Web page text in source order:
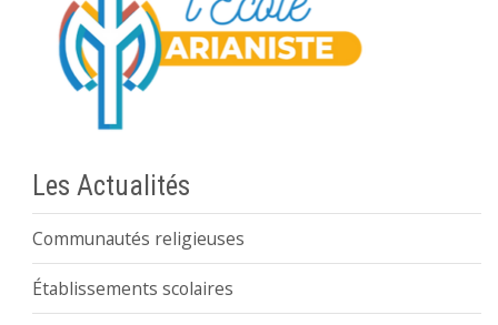
Les Actualités
Communautés religieuses
Établissements scolaires